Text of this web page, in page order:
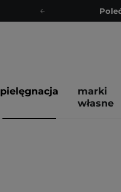
pielęgnacja
marki
własne